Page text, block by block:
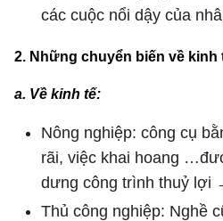
các cuộc nổi dậy của
2. Những chuyển biến về kinh
a. Về kinh tế:
Nông nghiệp: công cụ
rãi, việc khai hoang
dưng công trình thuỷ lợi
Thủ công nghiệp: Nghề